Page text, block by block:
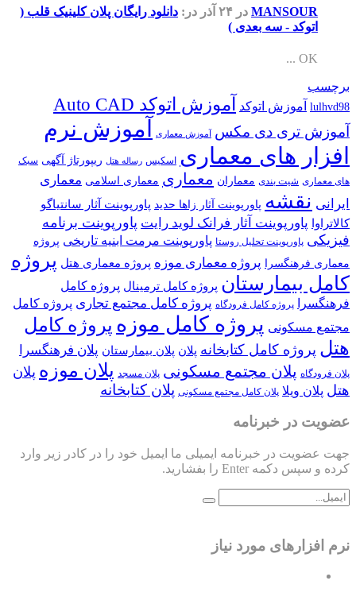
MANSOUR در ۲۴ آذر در: دانلود رایگان پلان کلینیک قلب (
اتوکد - سه بعدی )
OK ...
برچسب
lulhvd98 آموزش اتوکد آموزش اتوکد Auto CAD
آموزش تری دی مکس آموزش معماری
آموزش نرم
افزار های معماری اسکیس رساله هتل ریپورتاژ آگهی سبک
های معماری شیت بندی معماران معماری معماری اسلامی معماری
ایرانی نقشه پاورپوینت آثار زاها حدید پاورپوینت آثار سانتیاگو
کالاتراوا پاورپوینت آثار فرانک لوید رایت پاورپوینت برنامه
فیزیکی پاورپوینت تحلیل روستا پاورپوینت مرمت ابنیه تاریخی پروژه
معماری فرهنگسرا پروژه معماری موزه پروژه معماری هتل پروژه
کامل بیمارستان پروژه کامل ترمینال پروژه کامل
فرهنگسرا
پروژه کامل فرودگاه پروژه کامل مجتمع تجاری پروژه کامل
مجتمع مسکونی پروژه کامل موزه پروژه کامل
هتل پروژه کامل کتابخانه پلان پلان بیمارستان پلان فرهنگسرا
پلان فرودگاه پلان مجتمع مسکونی پلان مسجد پلان موزه پلان
هتل پلان ویلا پلان کامل مجتمع مسکونی پلان کتابخانه
عضویت در خبرنامه
جهت عضویت در خبرنامه ایمیلی ما ایمیل خود را در کادر زیر وارد
کرده و سپس دکمه Enter را بفشارید.
نرم افزارهای مورد نیاز